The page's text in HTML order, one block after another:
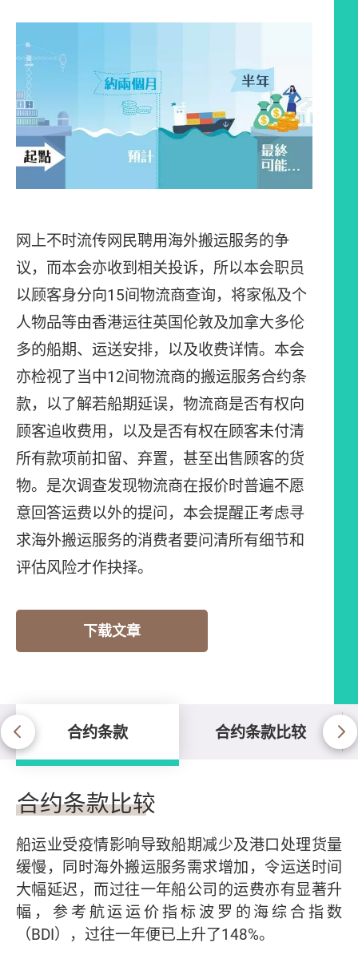
网上不时流传网民聘用海外搬运服务的争
议，而本会亦收到相关投诉，所以本会职员
以顾客身分向15间物流商查询，将家俬及个
人物品等由香港运往英国伦敦及加拿大多伦
多的船期、运送安排，以及收费详情。本会
亦检视了当中12间物流商的搬运服务合约条
款，以了解若船期延误，物流商是否有权向
顾客追收费用，以及是否有权在顾客未付清
所有款项前扣留、弃置，甚至出售顾客的货
物。是次调查发现物流商在报价时普遍不愿
意回答运费以外的提问，本会提醒正考虑寻
求海外搬运服务的消费者要问清所有细节和
评估风险才作抉择。
下载文章
合约条款 合约条款比较
合约条款
合约条款比较
船运业受疫情影响导致船期减少及港口处理货量
缓慢，同时海外搬运服务需求增加，令运送时间
大幅延迟，而过往一年船公司的运费亦有显著升
幅，参考航运运价指标波罗的海综合指数
（BDI），过往一年便已上升了148%。